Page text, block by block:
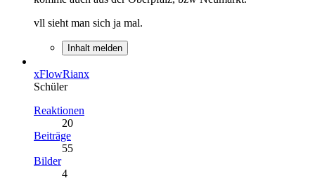
vll sieht man sich ja mal.
Inhalt melden
xFlowRianx
Schüler
Reaktionen
20
Beiträge
55
Bilder
4